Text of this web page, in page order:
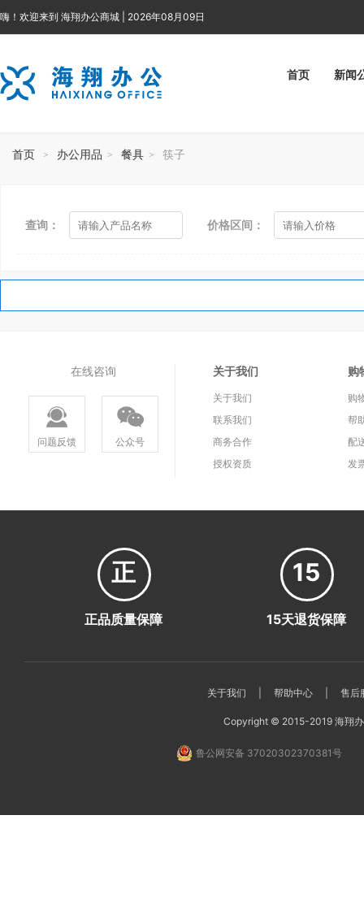
嗨！欢迎来到 海翔办公商城 | 2026年08月09日
首页 新闻
首页 > 办公用品 > 餐具 > 筷子
查询： 价格区间：
在线咨询
问题反馈 公众号
关于我们
关于我们
联系我们
商务合作
授权资质
购
购
帮
配
发
正
正品质量保障
15
15天退货保障
关于我们 帮助中心 售后
Copyright © 2015-2019 海翔
鲁公网安备 37020302370381号